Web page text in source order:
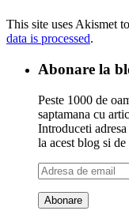
This site uses Akismet
data is processed.
Abonare la
Peste 1000 de
saptamana cu
Introduceti
la acest blog si
Adresa
de
email